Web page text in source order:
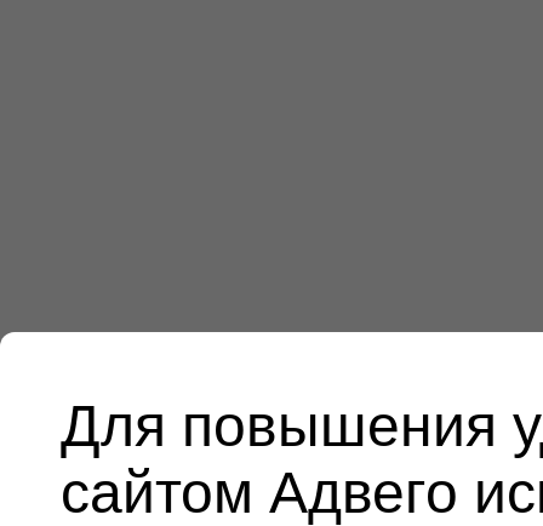
Для повышения
сайтом Адвего